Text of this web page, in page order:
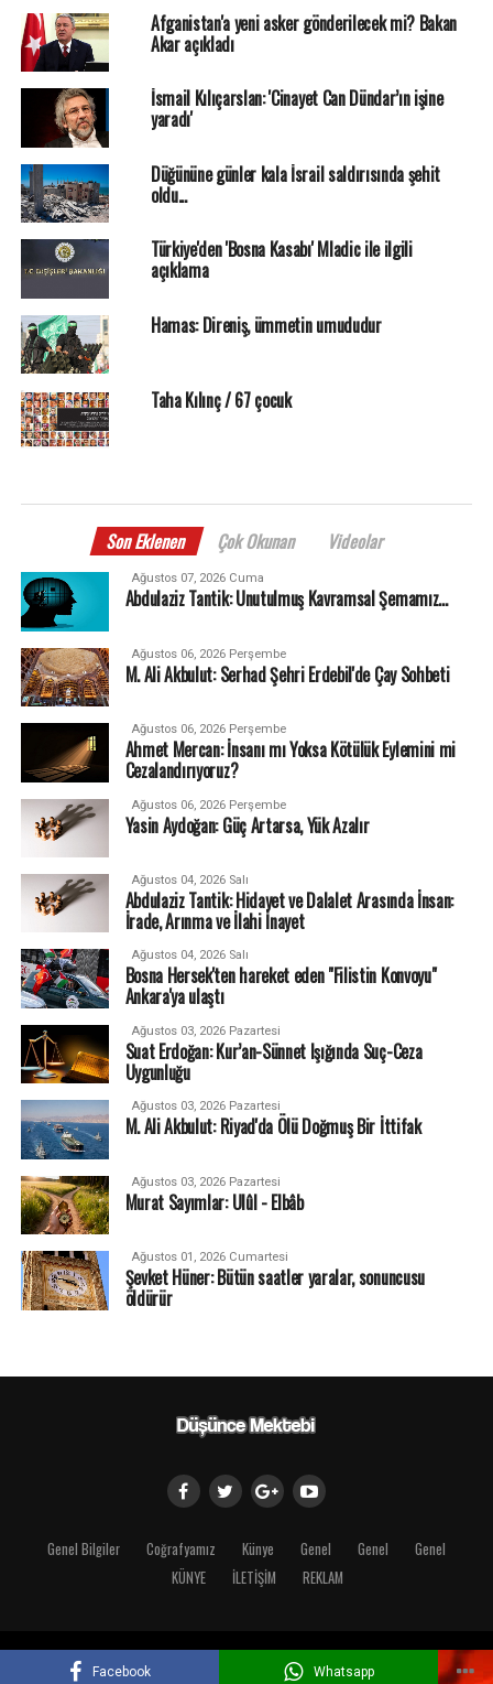
Facebook Whatsapp
Afganistan'a yeni asker gönderilecek mi? Bakan
Akar açıkladı
İsmail Kılıçarslan: 'Cinayet Can Dündar’ın işine
yaradı'
Düğününe günler kala İsrail saldırısında şehit
oldu...
Türkiye'den 'Bosna Kasabı' Mladic ile ilgili
açıklama
Hamas: Direniş, ümmetin umududur
Taha Kılınç / 67 çocuk
Son Eklenen Çok Okunan Videolar
Ağustos 07, 2026 Cuma
Abdulaziz Tantik: Unutulmuş Kavramsal Şemamız…
Ağustos 06, 2026 Perşembe
M. Ali Akbulut: Serhad Şehri Erdebil'de Çay Sohbeti
Ağustos 06, 2026 Perşembe
Ahmet Mercan: İnsanı mı Yoksa Kötülük Eylemini mi
Cezalandırıyoruz?
Ağustos 06, 2026 Perşembe
Yasin Aydoğan: Güç Artarsa, Yük Azalır
Ağustos 04, 2026 Salı
Abdulaziz Tantik: Hidayet ve Dalalet Arasında İnsan:
İrade, Arınma ve İlahi İnayet
Ağustos 04, 2026 Salı
Bosna Hersek'ten hareket eden "Filistin Konvoyu"
Ankara'ya ulaştı
Ağustos 03, 2026 Pazartesi
Suat Erdoğan: Kur’an-Sünnet Işığında Suç-Ceza
Uygunluğu
Ağustos 03, 2026 Pazartesi
M. Ali Akbulut: Riyad'da Ölü Doğmuş Bir İttifak
Ağustos 03, 2026 Pazartesi
Murat Sayımlar: Ulûl - Elbâb
Ağustos 01, 2026 Cumartesi
Şevket Hüner: Bütün saatler yaralar, sonuncusu
öldürür
Genel Bilgiler Coğrafyamız Künye Genel Genel
Genel
KÜNYE
İLETİŞİM REKLAM
Copyright © 2018 Düşünce Mektebi